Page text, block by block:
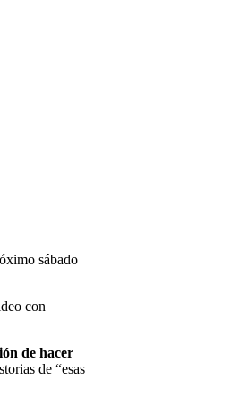
sábado
con
de hacer
de “esas